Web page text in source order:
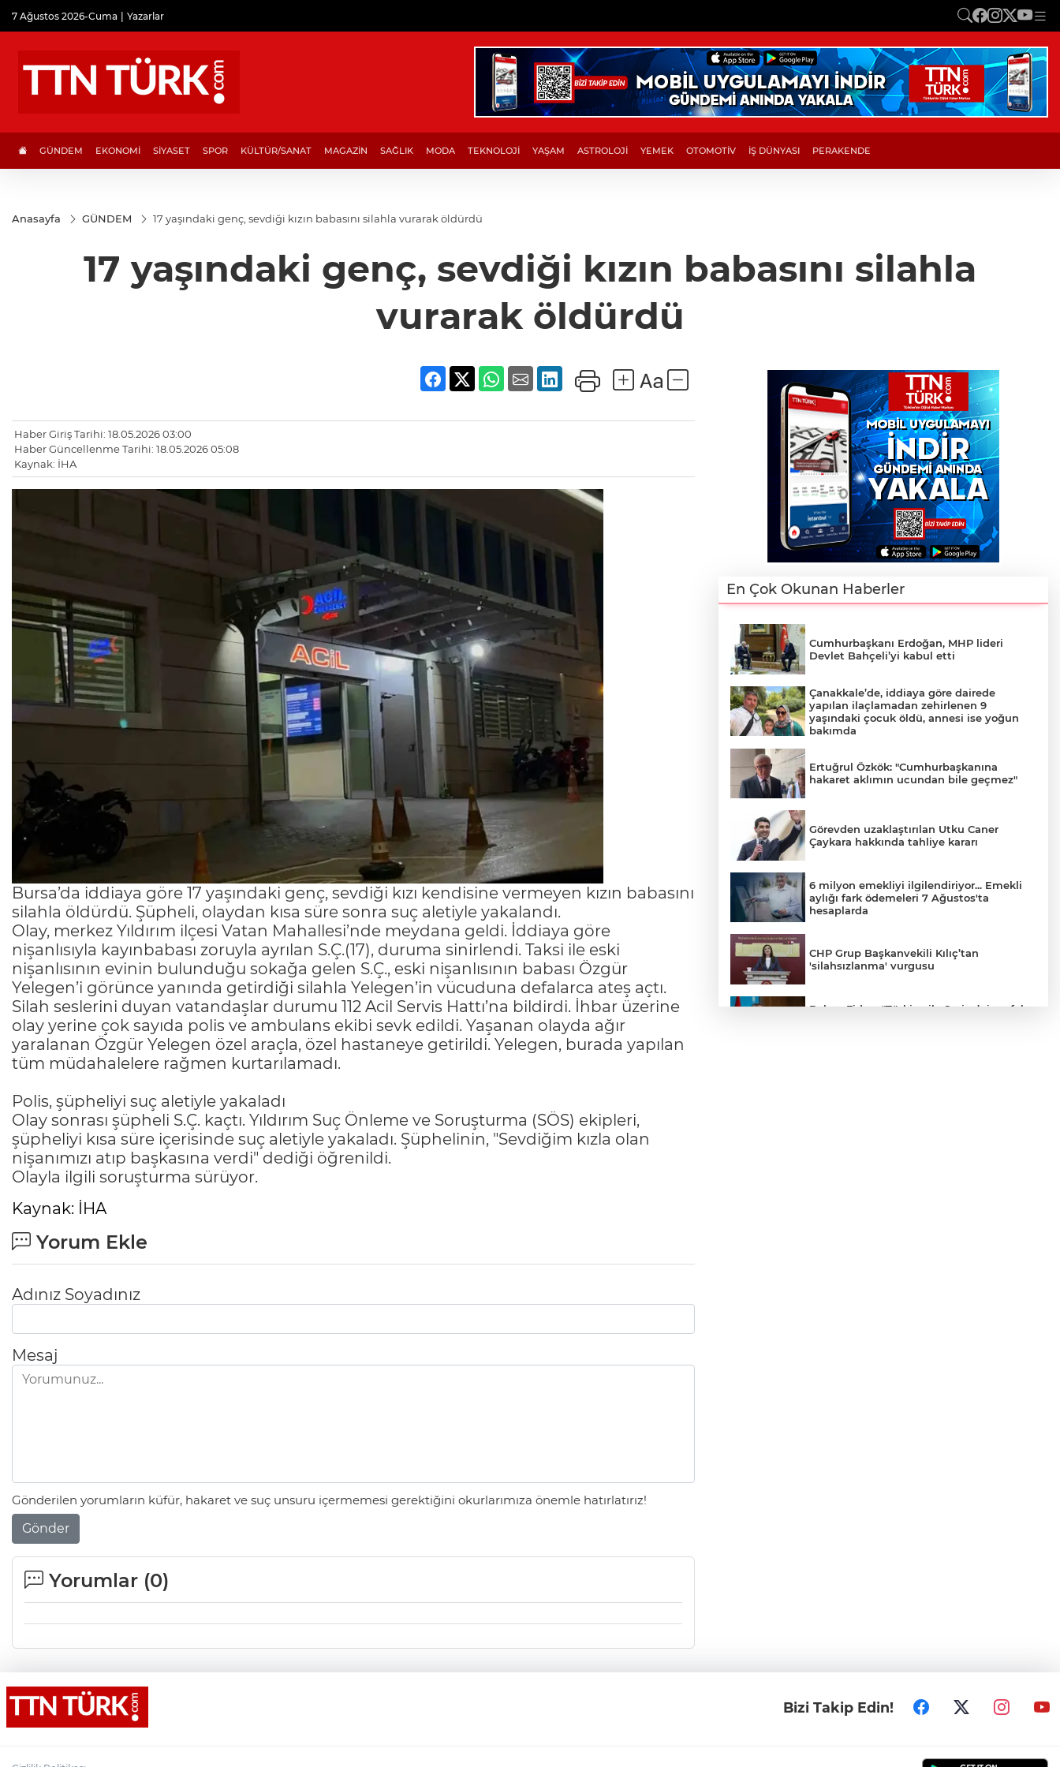
7 Ağustos 2026-Cuma Yazarlar
GÜNDEM EKONOMİ SİYASET SPOR KÜLTÜR/SANAT MAGAZİN SAĞLIK MODA TEKNOLOJİ YAŞAM ASTROLOJİ YEMEK OTOMOTİV İŞ DÜNYASI PERAKENDE
Anasayfa GÜNDEM 17 yaşındaki genç, sevdiği kızın babasını silahla vurarak öldürdü
17 yaşındaki genç, sevdiği kızın babasını silahla
vurarak öldürdü
Haber Giriş Tarihi: 18.05.2026 03:00
Haber Güncellenme Tarihi: 18.05.2026 05:08
Kaynak: İHA
Bursa’da iddiaya göre 17 yaşındaki genç, sevdiği kızı kendisine vermeyen kızın babasını
silahla öldürdü. Şüpheli, olaydan kısa süre sonra suç aletiyle yakalandı.
Olay, merkez Yıldırım ilçesi Vatan Mahallesi’nde meydana geldi. İddiaya göre
nişanlısıyla kayınbabası zoruyla ayrılan S.Ç.(17), duruma sinirlendi. Taksi ile eski
nişanlısının evinin bulunduğu sokağa gelen S.Ç., eski nişanlısının babası Özgür
Yelegen’i görünce yanında getirdiği silahla Yelegen’in vücuduna defalarca ateş açtı.
Silah seslerini duyan vatandaşlar durumu 112 Acil Servis Hattı’na bildirdi. İhbar üzerine
olay yerine çok sayıda polis ve ambulans ekibi sevk edildi. Yaşanan olayda ağır
yaralanan Özgür Yelegen özel araçla, özel hastaneye getirildi. Yelegen, burada yapılan
tüm müdahalelere rağmen kurtarılamadı.
Polis, şüpheliyi suç aletiyle yakaladı
Olay sonrası şüpheli S.Ç. kaçtı. Yıldırım Suç Önleme ve Soruşturma (SÖS) ekipleri,
şüpheliyi kısa süre içerisinde suç aletiyle yakaladı. Şüphelinin, "Sevdiğim kızla olan
nişanımızı atıp başkasına verdi" dediği öğrenildi.
Olayla ilgili soruşturma sürüyor.
Kaynak: İHA
Yorum Ekle
Adınız Soyadınız
Mesaj
Gönderilen yorumların küfür, hakaret ve suç unsuru içermemesi gerektiğini okurlarımıza önemle hatırlatırız!
Gönder
Yorumlar (0)
En Çok Okunan Haberler
Cumhurbaşkanı Erdoğan, MHP lideri
Devlet Bahçeli’yi kabul etti
Çanakkale’de, iddiaya göre dairede
yapılan ilaçlamadan zehirlenen 9
yaşındaki çocuk öldü, annesi ise yoğun
bakımda
Ertuğrul Özkök: "Cumhurbaşkanına
hakaret aklımın ucundan bile geçmez"
Görevden uzaklaştırılan Utku Caner
Çaykara hakkında tahliye kararı
6 milyon emekliyi ilgilendiriyor... Emekli
aylığı fark ödemeleri 7 Ağustos'ta
hesaplarda
CHP Grup Başkanvekili Kılıç’tan
'silahsızlanma' vurgusu
Bakan Fidan: "Türkiye ile Suriye’nin refah
Bizi Takip Edin!